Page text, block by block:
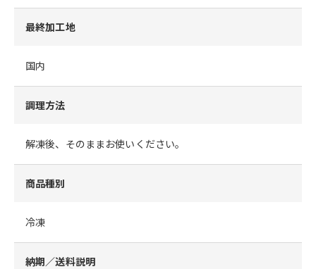
最終加工地
国内
調理方法
解凍後、そのままお使いください。
商品種別
冷凍
納期／送料説明